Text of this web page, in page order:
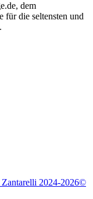
dem
für die seltensten und
2024-2026©